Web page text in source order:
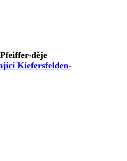
děje